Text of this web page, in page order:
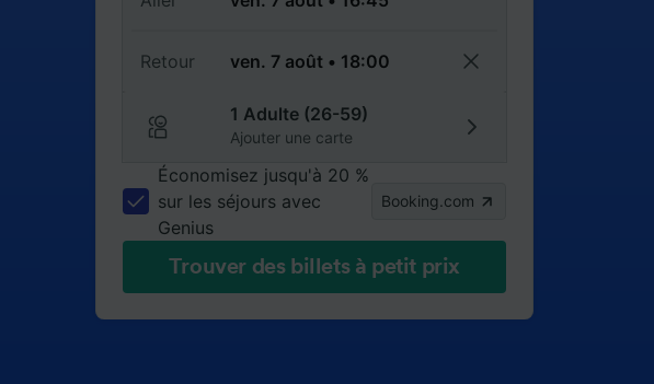
Retour
1 Adulte (26-59)
Ajouter une carte
Économisez jusqu'à 20 %
sur les séjours avec
Genius
Booking.com
Trouver des billets à petit prix